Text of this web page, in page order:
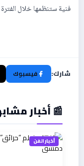
فنية ستنظمها خلال
شارك: فيسبوك
📰 أخبار
أخبار الفن